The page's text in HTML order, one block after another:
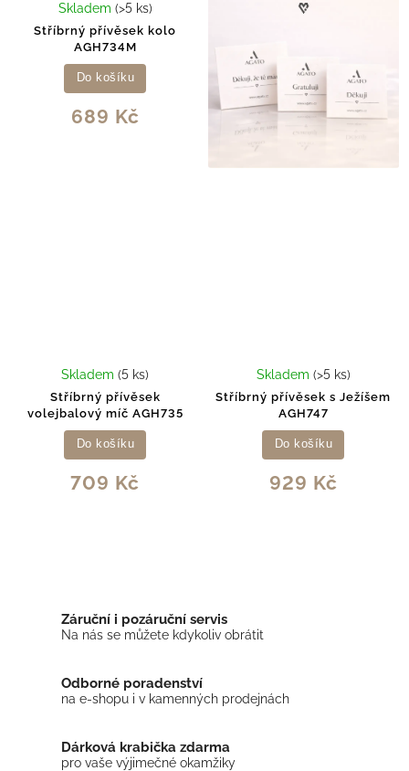
Stříbrný přívěsek kolo
AGH734M
Skladem (>5 ks)
689 Kč
Do košíku
Stříbrný přívěsek
volejbalový míč AGH735
Skladem(5 ks)
709 Kč
Do košíku
Stříbrný přívěsek s Ježíšem
AGH747
Skladem (>5 ks)
929 Kč
Do košíku
Záruční i pozáruční servis
Na nás se můžete kdykoliv obrátit
Odborné poradenství
na e-shopu i v kamenných prodejnách
Dárková krabička zdarma
pro vaše výjimečné okamžiky